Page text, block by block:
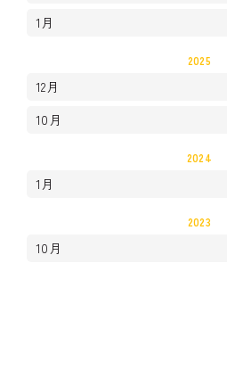
1月
2025
12月
10月
2024
1月
2023
10月